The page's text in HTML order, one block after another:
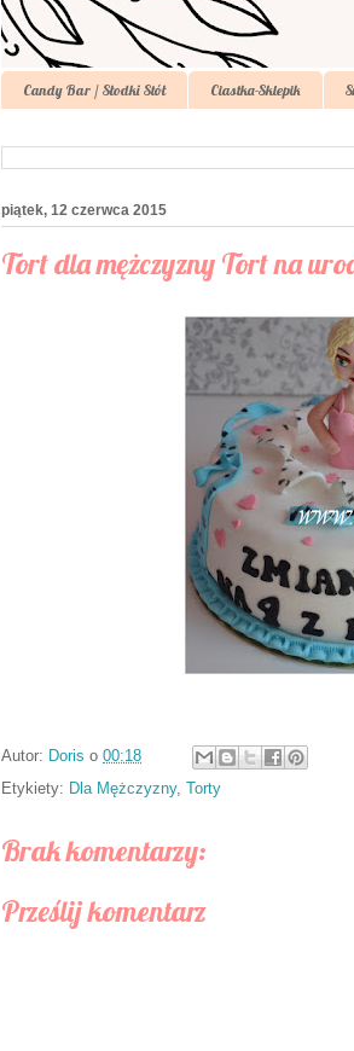
Candy Bar / Słodki Stół Ciastka-Sklepik
piątek, 12 czerwca 2015
Tort dla mężczyzny Tort na
Autor: Doris o 00:18
Etykiety: Dla Mężczyzny, Torty
Brak komentarzy:
Prześlij komentarz